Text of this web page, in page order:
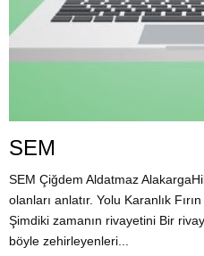
SEM
SEM Çiğdem Aldatmaz
olanları anlatır. Yolu Karanlık
Şimdiki zamanın rivayetini Bir
böyle zehirleyenleri...